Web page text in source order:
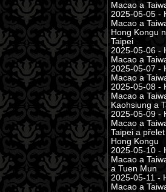
Macao a
2025-05-05 -
Macao a
Hong Kongu
Taipei
2025-05-06 -
Macao a
2025-05-07 -
Macao a
2025-05-08 -
Macao a
Kaohsiung a
2025-05-09 -
Macao a
Taipei a
Hong Kongu
2025-05-10 -
Macao a
a Tuen Mun
2025-05-11 -
Macao a